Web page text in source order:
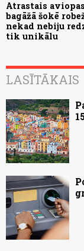
Atrastais
bagāžā šokē
nekad nebiju
tik unikālu
LASĪTĀKAIS